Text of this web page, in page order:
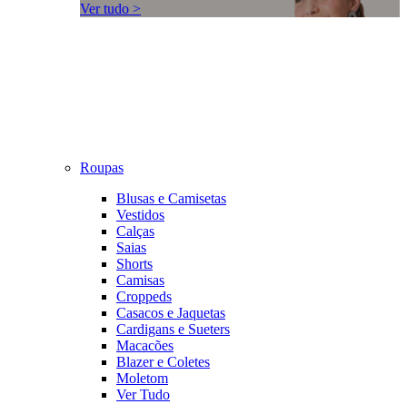
Ver tudo >
Roupas
Blusas e Camisetas
Vestidos
Calças
Saias
Shorts
Camisas
Croppeds
Casacos e Jaquetas
Cardigans e Sueters
Macacões
Blazer e Coletes
Moletom
Ver Tudo